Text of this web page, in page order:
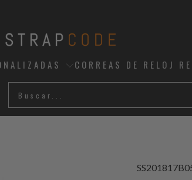
CORREAS DE RELOJ